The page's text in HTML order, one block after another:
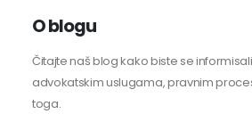
O blogu
Čitajte naš blog kako biste se
advokatskim uslugama, pravnim
toga.